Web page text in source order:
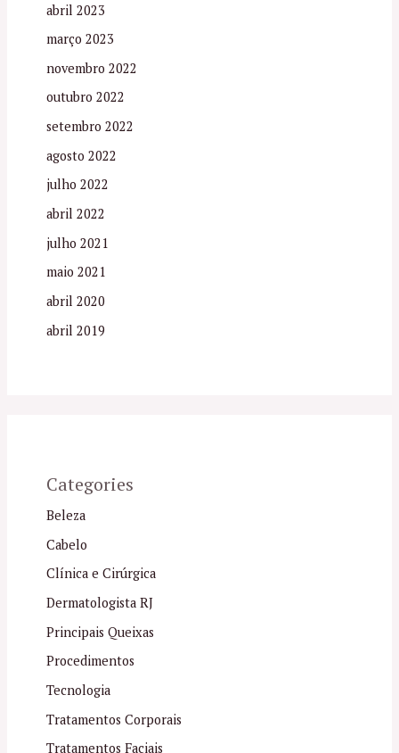
abril 2023
março 2023
novembro 2022
outubro 2022
setembro 2022
agosto 2022
julho 2022
abril 2022
julho 2021
maio 2021
abril 2020
abril 2019
Categories
Beleza
Cabelo
Clínica e Cirúrgica
Dermatologista RJ
Principais Queixas
Procedimentos
Tecnologia
Tratamentos Corporais
Tratamentos Faciais